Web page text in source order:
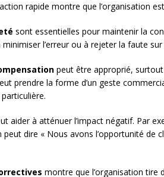
rapide montre que l’organisation
sont essentielles pour maintenir la
l’erreur ou à rejeter la faute sur
peut être approprié, surtout
prendre la forme d’un geste
aider à atténuer l’impact négatif. Par
dire « Nous avons l’opportunité de
montre que l’organisation tire